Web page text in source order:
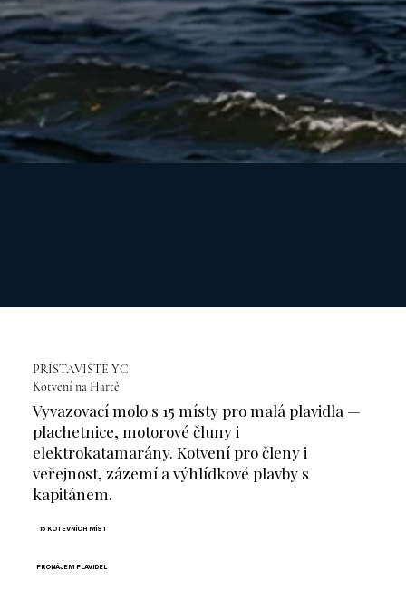
PŘÍSTAVIŠTĚ YC
Kotvení na Hartě
Vyvazovací molo s 15 místy pro malá plavidla —
plachetnice, motorové čluny i
elektrokatamarány. Kotvení pro členy i
veřejnost, zázemí a výhlídkové plavby s
kapitánem.
15 KOTEVNÍCH MÍST
PRONÁJEM PLAVIDEL